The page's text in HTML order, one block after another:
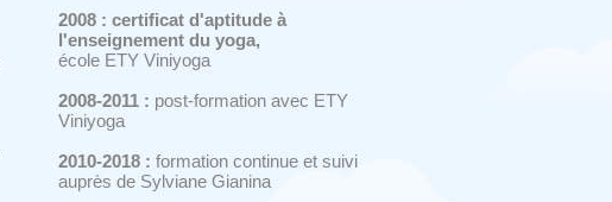
2008 : certificat d'aptitude à
l'enseignement du yoga,
école ETY Viniyoga
2008-2011 : post-formation avec ETY
Viniyoga
2010-2018 : formation continue et suivi
auprès de Sylviane Gianina